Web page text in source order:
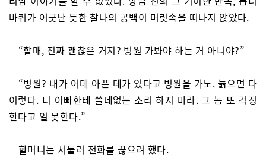
바퀴가 어긋난 듯한 찰나의 공백이 머릿속을 떠나지 않았다.
“할매, 진짜 괜찮은 거지? 병원 가봐야 하는 거 아니야?”
“병원? 내가 어데 아픈 데가 있다고 병원을 가노. 늙으면 다
이렇다. 니 아빠한테 쓸데없는 소리 하지 마라. 그 놈 또 걱정
한다고 일 못한다.”
할머니는 서둘러 전화를 끊으려 했다.